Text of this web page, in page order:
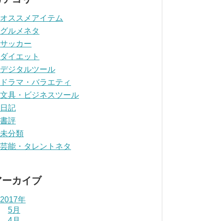
オススメアイテム
グルメネタ
サッカー
ダイエット
デジタルツール
ドラマ・バラエティ
文具・ビジネスツール
日記
書評
未分類
芸能・タレントネタ
ーカイブ
2017年
5月